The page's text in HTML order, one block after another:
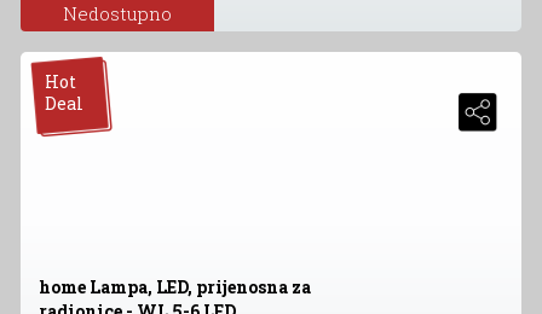
Nedostupno
Hot
Deal
home Lampa, LED, prijenosna za